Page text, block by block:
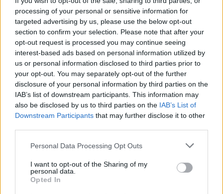
processing of your personal or sensitive information for
targeted advertising by us, please use the below opt-out
section to confirm your selection. Please note that after your
opt-out request is processed you may continue seeing
interest-based ads based on personal information utilized by
us or personal information disclosed to third parties prior to
your opt-out. You may separately opt-out of the further
disclosure of your personal information by third parties on the
IAB’s list of downstream participants. This information may
also be disclosed by us to third parties on the IAB’s List of
Downstream Participants that may further disclose it to other
Personal Data Processing Opt Outs
I want to opt-out of the Sharing of my
personal data.
Opted In
Η ανακοίνωση του ΕΟΦ
«Αποφασίζουμε την ανάκληση της παρτίδας
19723 του φαρμακευτικού προϊόντος VIOFER
PS.OR.SOL 300mg/15g λόγω του ότι κατά
τον έλεγχο εμφάνισης της πρωτογενούς
συσκευασίας παρατηρήθηκαν μη κανονικά
ευρήματα (εντοπίσθηκαν υπολείμματα
πλαστικού στο λαιμό ή/και στο υποπώμα